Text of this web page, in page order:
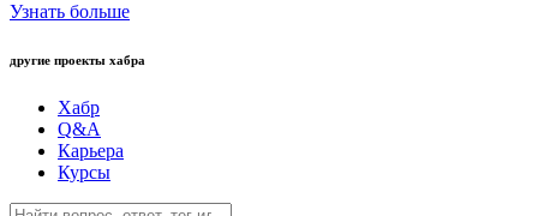
Узнать больше
другие проекты хабра
Хабр
Q&A
Карьера
Курсы